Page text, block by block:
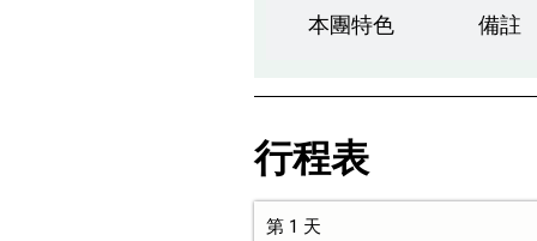
本團特色 備註
行程表
第 1 天